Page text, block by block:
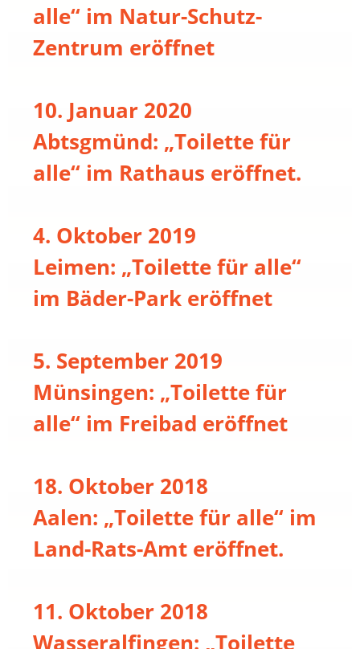
alle“ im Natur-Schutz-
Zentrum eröffnet
10. Januar 2020
Abtsgmünd: „Toilette für
alle“ im Rathaus eröffnet.
4. Oktober 2019
Leimen: „Toilette für alle“
im Bäder-Park eröffnet
5. September 2019
Münsingen: „Toilette für
alle“ im Freibad eröffnet
18. Oktober 2018
Aalen: „Toilette für alle“ im
Land-Rats-Amt eröffnet.
11. Oktober 2018
Wasseralfingen: „Toilette